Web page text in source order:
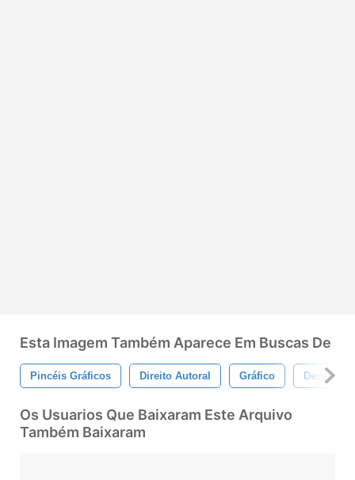
Esta Imagem Também Aparece Em Buscas De
Pincéis Gráficos Direito Autoral Gráfico Desenhar
Os Usuarios Que Baixaram Este Arquivo
Também Baixaram